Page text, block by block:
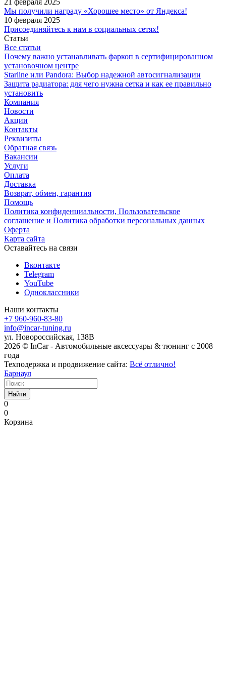
21 февраля 2025
Мы получили награду «Хорошее место» от Яндекса!
10 февраля 2025
Присоединяйтесь к нам в социальных сетях!
Статьи
Все статьи
Почему важно устанавливать фаркоп в сертифицированном
установочном центре
Starline или Pandora: Выбор надежной автосигнализации
Защита радиатора: для чего нужна сетка и как ее правильно
установить
Компания
Новости
Акции
Контакты
Реквизиты
Обратная связь
Вакансии
Услуги
Оплата
Доставка
Возврат, обмен, гарантия
Помощь
Политика конфиденциальности, Пользовательское
соглашение и Политика обработки персональных данных
Оферта
Карта сайта
Оставайтесь на связи
Вконтакте
Telegram
YouTube
Одноклассники
Наши контакты
+7 960-960-83-80
info@incar-tuning.ru
ул. Новороссийская, 138В
2026 © InCar - Автомобильные аксессуары & тюнинг с 2008
года
Техподержка и продвижение сайта: Всё отлично!
Барнаул
Найти
0
0
Корзина